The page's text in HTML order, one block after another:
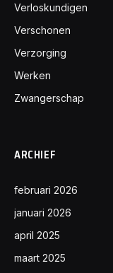
Verloskundigen
Verschonen
Verzorging
Werken
Zwangerschap
ARCHIEF
februari 2026
januari 2026
april 2025
maart 2025